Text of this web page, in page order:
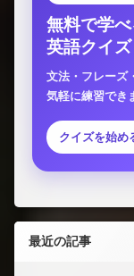
無料で学
英語クイズ
文法・フレーズ
気軽に練習でき
クイズを始め
最近の記事